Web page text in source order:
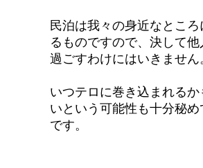
民泊は我々の身近なところ
るものですので、決して他
過ごすわけにはいきません
いつテロに巻き込まれるか
いという可能性も十分秘
です。